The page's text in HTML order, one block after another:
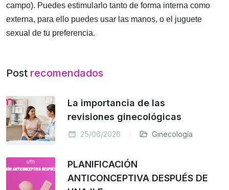
campo). Puedes estimularlo tanto de forma interna como
externa, para ello puedes usar las manos, o el juguete
sexual de tu preferencia.
Post recomendados
La importancia de las
revisiones ginecológicas
25/06/2026 Ginecología
PLANIFICACIÓN
ANTICONCEPTIVA DESPUÉS DE